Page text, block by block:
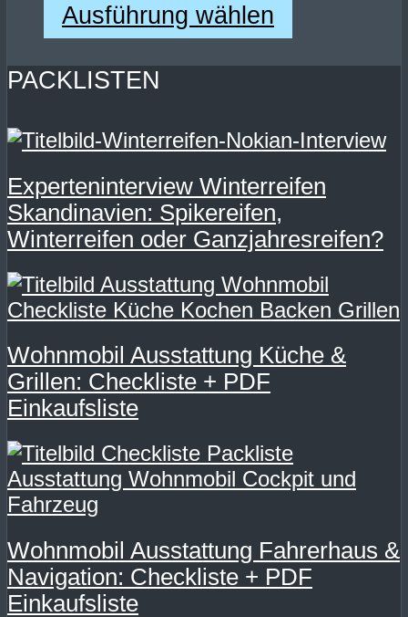
Ausführung wählen
Produkt
weist
Varianten
auf.
Die
können
auf
der
gewählt
PACKLISTEN
Experteninterview Winterreifen
Skandinavien: Spikereifen,
Winterreifen oder Ganzjahresreifen?
Wohnmobil Ausstattung Küche &
Grillen: Checkliste + PDF
Einkaufsliste
Wohnmobil Ausstattung Fahrerhaus &
Navigation: Checkliste + PDF
Einkaufsliste